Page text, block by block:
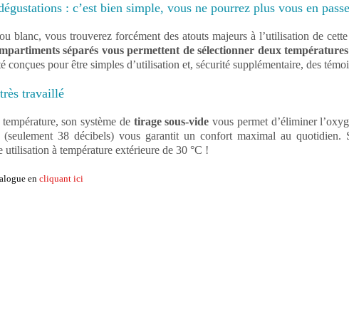
: c’est bien simple, vous ne pourrez plus vous en
blanc, vous trouverez forcément des atouts majeurs à l’utilisation de
séparés vous permettent de sélectionner deux
conçues pour être simples d’utilisation et, sécurité supplémentaire, des
travaillé
son système de tirage sous-vide vous permet d’éliminer
38 décibels) vous garantit un confort maximal au
à température extérieure de 30 °C !
en cliquant ici